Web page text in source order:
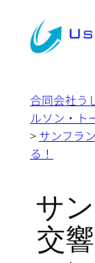
合同会社う
ルソン・ト
> サンフラ
る！
サ
交